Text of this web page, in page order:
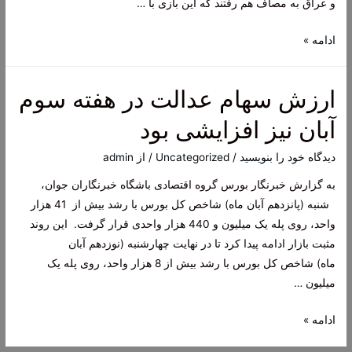
و عراق به مصاف هم رفتند که این بازی با …
عتراض
ملی
ادامه »
ارزش سهام عدالت در هفته سوم
آبان نیز افزایشی بود
دیدگاه‌ خود را بنویسید /
Uncategorized / از admin
به گزارش خبرنگار بورس گروه اقتصادی باشگاه خبرنگاران جوان،
شنبه (پانزدهم آبان ماه) شاخص کل بورس با رشد بیش از 41 هزار
واحد، روی پله یک میلیون و 440 هزار واحدی قرار گرفت. این روند
مثبت بازار ادامه پیدا کرد تا در نهایت چهارشنبه (نوزدهم آبان
ماه) شاخص کل بورس با رشد بیش از 8 هزار واحد، روی پله یک
میلیون …
ارزش
ادامه »